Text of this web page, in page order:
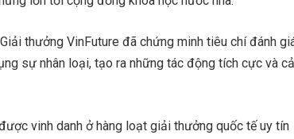
thưởng VinFuture đã chứng minh tiêu chí đánh
sự nhân loại, tạo ra những tác động tích cực và
vinh danh ở hàng loạt giải thưởng quốc tế uy tín